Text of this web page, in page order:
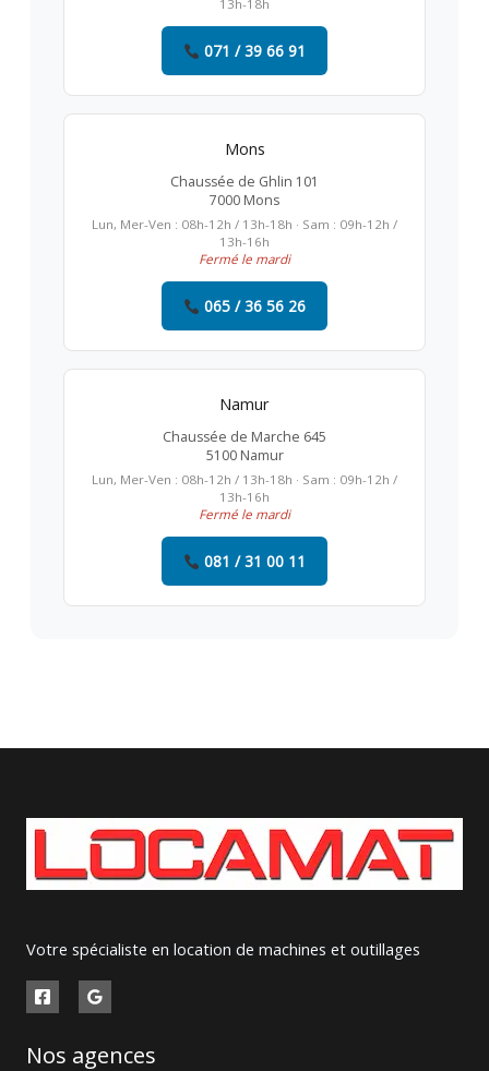
13h-18h
071 / 39 66 91
Mons
Chaussée de Ghlin 101
7000 Mons
Lun, Mer-Ven : 08h-12h / 13h-18h · Sam : 09h-12h /
13h-16h
Fermé le mardi
065 / 36 56 26
Namur
Chaussée de Marche 645
5100 Namur
Lun, Mer-Ven : 08h-12h / 13h-18h · Sam : 09h-12h /
13h-16h
Fermé le mardi
081 / 31 00 11
Votre spécialiste en location de machines et outillages
Nos agences